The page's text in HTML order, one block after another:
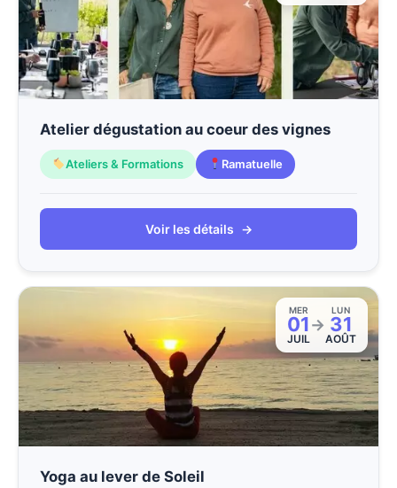
Atelier dégustation au coeur des vignes
Ateliers & Formations Ramatuelle
Voir les détails →
MER
01
JUIL
→
LUN
31
AOÛT
Yoga au lever de Soleil